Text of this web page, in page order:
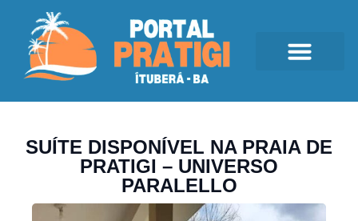
SUÍTE DISPONÍVEL NA PRAIA DE
PRATIGI – UNIVERSO
PARALELLO